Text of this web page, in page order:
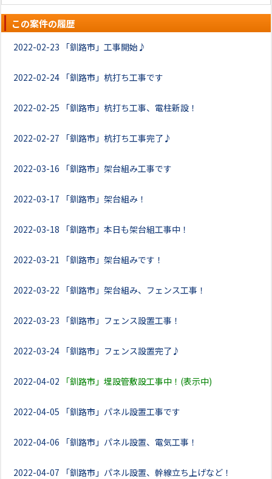
この案件の履歴
2022-02-23 「釧路市」工事開始♪
2022-02-24 「釧路市」杭打ち工事です
2022-02-25 「釧路市」杭打ち工事、電柱新設！
2022-02-27 「釧路市」杭打ち工事完了♪
2022-03-16 「釧路市」架台組み工事です
2022-03-17 「釧路市」架台組み！
2022-03-18 「釧路市」本日も架台組工事中！
2022-03-21 「釧路市」架台組みです！
2022-03-22 「釧路市」架台組み、フェンス工事！
2022-03-23 「釧路市」フェンス設置工事！
2022-03-24 「釧路市」フェンス設置完了♪
2022-04-02 「釧路市」埋設管敷設工事中！(表示中)
2022-04-05 「釧路市」パネル設置工事です
2022-04-06 「釧路市」パネル設置、電気工事！
2022-04-07 「釧路市」パネル設置、幹線立ち上げなど！